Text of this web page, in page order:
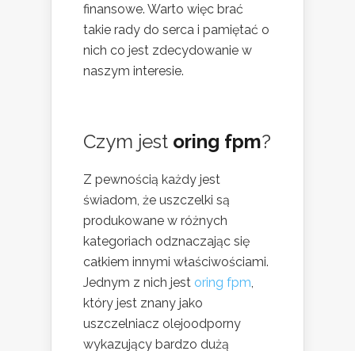
finansowe. Warto więc brać
takie rady do serca i pamiętać o
nich co jest zdecydowanie w
naszym interesie.
Czym jest oring fpm?
Z pewnością każdy jest
świadom, że uszczelki są
produkowane w różnych
kategoriach odznaczając się
całkiem innymi właściwościami.
Jednym z nich jest oring fpm
który jest znany jako
uszczelniacz olejoodporny
wykazujący bardzo dużą